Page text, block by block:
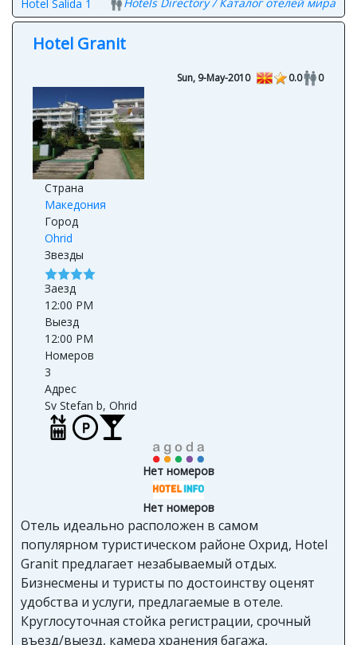
Hotel Salida 1
Hotel Granit
Sun, 9-May-2010 0.0 0
Страна
Македония
Город
Ohrid
Звезды
Заезд
12:00 PM
Выезд
12:00 PM
Номеров
3
Адрес
Sv Stefan b, Ohrid
Нет номеров
Нет номеров
Отель идеально расположен в самом
популярном туристическом районе Охрид, Hotel
Granit предлагает незабываемый отдых.
Бизнесмены и туристы по достоинству оценят
удобства и услуги, предлагаемые в отеле.
Круглосуточная стойка регистрации, срочный
въезд/выезд, камера хранения багажа,